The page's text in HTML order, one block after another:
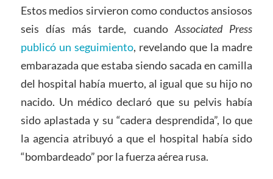
Estos medios sirvieron como conductos ansiosos
seis días más tarde, cuandoAssociated Press
publicó un seguimiento, revelando que la madre
embarazada que estaba siendo sacada en camilla
del hospital había muerto, al igual que su hijo no
nacido. Un médico declaró que su pelvis había
sido aplastada y su “cadera desprendida”, lo que
la agencia atribuyó a que el hospital había sido
“bombardeado” por la fuerza aérea rusa.